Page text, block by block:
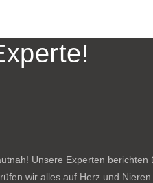
Unsere Experten
wir alles auf Herz und